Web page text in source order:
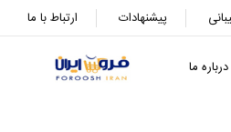
ارتباط با ما پیشنهادات
درباره ما